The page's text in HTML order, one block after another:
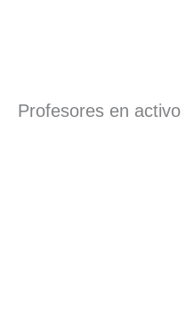
Profesores en activo